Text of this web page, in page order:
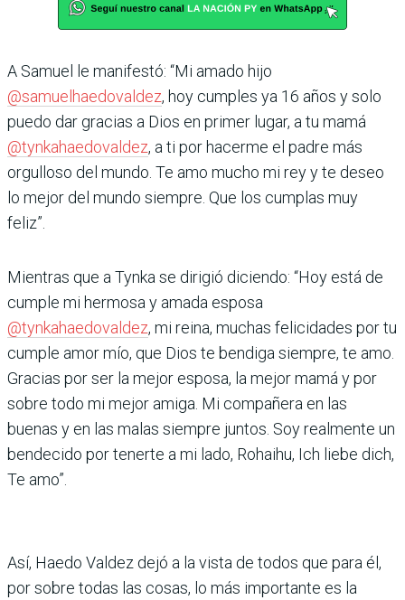
A Samuel le manifestó: “Mi amado hijo
@samuelhaedovaldez, hoy cumples ya 16 años y solo
puedo dar gracias a Dios en primer lugar, a tu mamá
@tynkahaedovaldez, a ti por hacerme el padre más
orgulloso del mundo. Te amo mucho mi rey y te deseo
lo mejor del mundo siempre. Que los cumplas muy
feliz”.
Mientras que a Tynka se dirigió diciendo: “Hoy está de
cumple mi hermosa y amada esposa
@tynkahaedovaldez, mi reina, muchas felicidades por tu
cumple amor mío, que Dios te bendiga siempre, te amo.
Gracias por ser la mejor esposa, la mejor mamá y por
sobre todo mi mejor amiga. Mi compañera en las
buenas y en las malas siempre juntos. Soy realmente un
bendecido por tenerte a mi lado, Rohaihu, Ich liebe dich,
Te amo”.
Así, Haedo Valdez dejó a la vista de todos que para él,
por sobre todas las cosas, lo más importante es la